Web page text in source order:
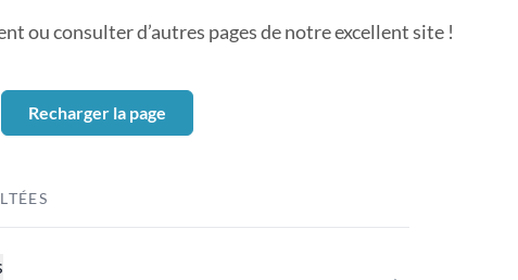
ou consulter d’autres pages de notre excellent site !
Recharger la page